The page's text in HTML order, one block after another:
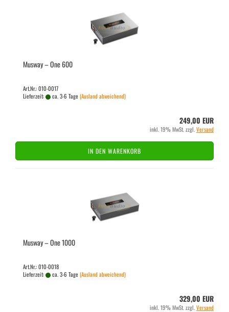
Mus­way – One 600
Art.Nr.: 010-0017
Lieferzeit:
ca. 3-6 Tage(Ausland abweichend)
249,00 EUR
inkl. 19% MwSt. zzgl.Versand
IN DEN WARENKORB
Mus­way – One 1000
Art.Nr.: 010-0018
Lieferzeit:
ca. 3-6 Tage(Ausland abweichend)
329,00 EUR
inkl. 19% MwSt. zzgl.Versand